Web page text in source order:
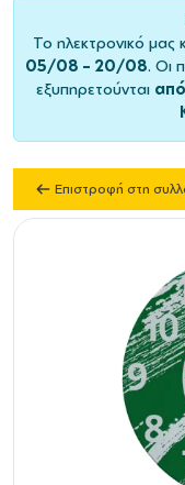
Το ηλεκτρονικό μας
05/08 – 20/08. Οι
εξυπηρετούνται
Επιστροφή στη